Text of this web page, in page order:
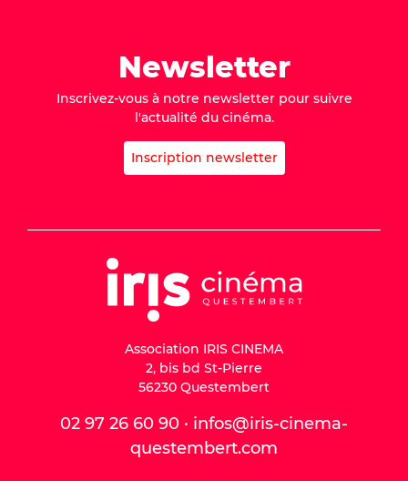
Newsletter
Inscrivez-vous à notre newsletter pour suivre
l'actualité du cinéma.
Inscription newsletter
Association IRIS CINEMA
2, bis bd St-Pierre
56230 Questembert
02 97 26 60 90 · infos@iris-cinema-
questembert.com